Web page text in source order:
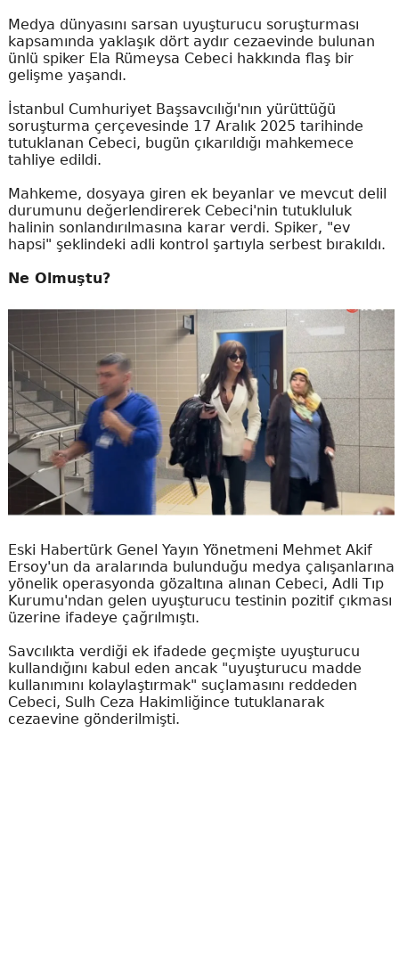
Medya dünyasını sarsan uyuşturucu soruşturması
kapsamında yaklaşık dört aydır cezaevinde bulunan
ünlü spiker Ela Rümeysa Cebeci hakkında flaş bir
gelişme yaşandı.
İstanbul Cumhuriyet Başsavcılığı'nın yürüttüğü
soruşturma çerçevesinde 17 Aralık 2025 tarihinde
tutuklanan Cebeci, bugün çıkarıldığı mahkemece
tahliye edildi.
Mahkeme, dosyaya giren ek beyanlar ve mevcut delil
durumunu değerlendirerek Cebeci'nin tutukluluk
halinin sonlandırılmasına karar verdi. Spiker, "ev
hapsi" şeklindeki adli kontrol şartıyla serbest bırakıldı.
Ne Olmuştu?
Eski Habertürk Genel Yayın Yönetmeni Mehmet Akif
Ersoy'un da aralarında bulunduğu medya çalışanlarına
yönelik operasyonda gözaltına alınan Cebeci, Adli Tıp
Kurumu'ndan gelen uyuşturucu testinin pozitif çıkması
üzerine ifadeye çağrılmıştı.
Savcılıkta verdiği ek ifadede geçmişte uyuşturucu
kullandığını kabul eden ancak "uyuşturucu madde
kullanımını kolaylaştırmak" suçlamasını reddeden
Cebeci, Sulh Ceza Hakimliğince tutuklanarak
cezaevine gönderilmişti.